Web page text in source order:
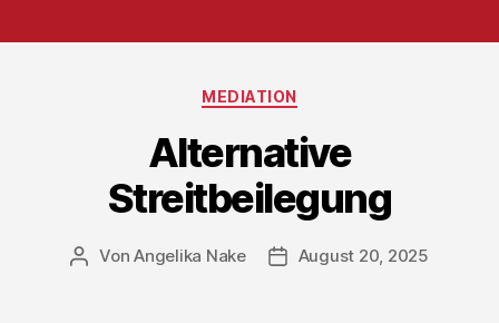
Kategorien
MEDIATION
Alternative
Streitbeilegung
Beitragsautor
VonAngelika Nake Veröffentlichungsdatum
August 20, 2025